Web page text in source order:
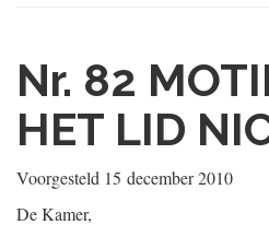
Nr. 82
HET LID
Voorgesteld 15 december 2010
De Kamer,